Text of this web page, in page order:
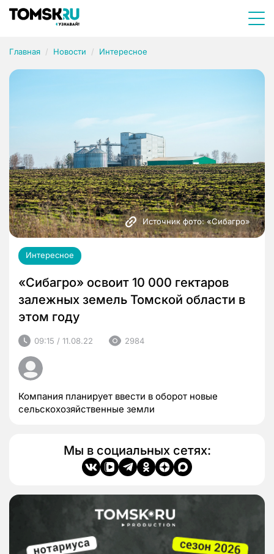
Главная Новости Интересное
Источник фото: «Сибагро»
Интересное
«Сибагро» освоит 10 000 гектаров
залежных земель Томской области в
этом году
09:15 / 11.08.22 2984
Компания планирует ввести в оборот новые
сельскохозяйственные земли
Мы в социальных сетях: